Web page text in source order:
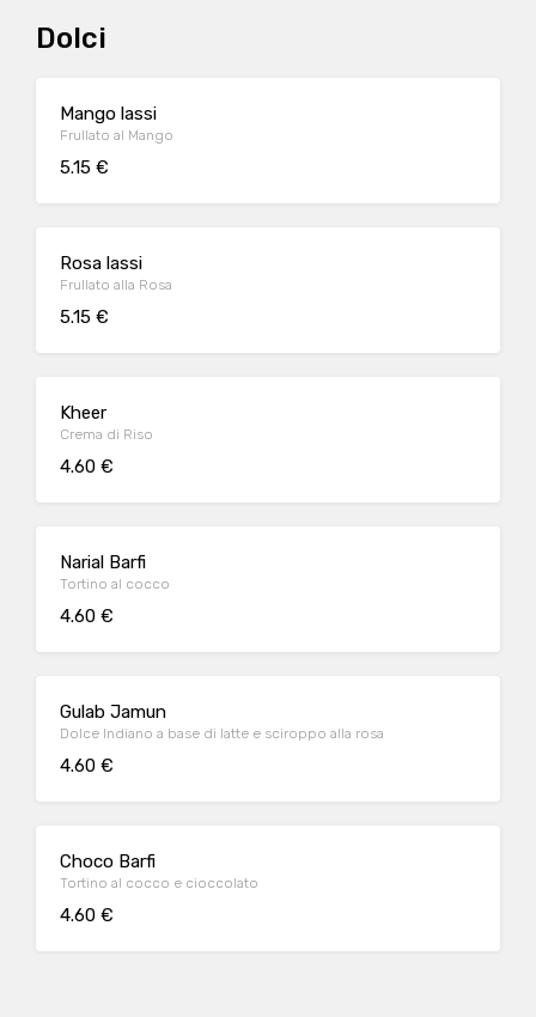
Dolci
Mango lassi
Frullato al Mango
5.15 €
Rosa lassi
Frullato alla Rosa
5.15 €
Kheer
Crema di Riso
4.60 €
Narial Barfi
Tortino al cocco
4.60 €
Gulab Jamun
Dolce Indiano a base di latte e sciroppo alla rosa
4.60 €
Choco Barfi
Tortino al cocco e cioccolato
4.60 €